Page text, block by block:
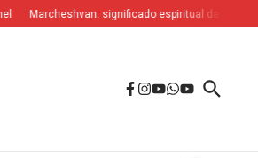
Marcheshvan: significado espiritual das letras